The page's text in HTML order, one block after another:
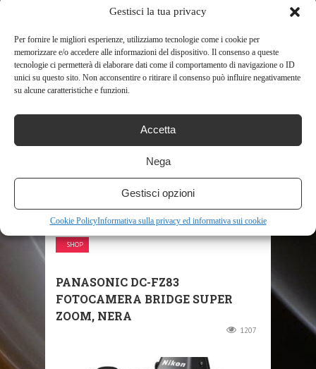
Gestisci la tua privacy
Per fornire le migliori esperienze, utilizziamo tecnologie come i cookie per
memorizzare e/o accedere alle informazioni del dispositivo. Il consenso a queste
tecnologie ci permetterà di elaborare dati come il comportamento di navigazione o ID
unici su questo sito. Non acconsentire o ritirare il consenso può influire negativamente
su alcune caratteristiche e funzioni.
Accetta
Nega
Gestisci opzioni
Cookie PolicyInformativa sulla privacy ed informativa sui cookie
SHOP
PANASONIC DC-FZ83
FOTOCAMERA BRIDGE SUPER
ZOOM, NERA
1207